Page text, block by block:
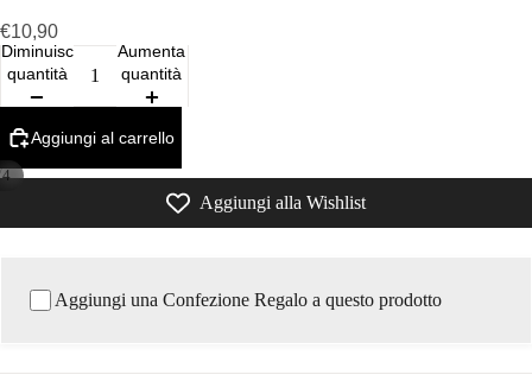
4
€10,90
Diminuisci
quantità
Aumenta
quantità
Aggiungi al carrello
Aggiungi alla Wishlist
Aggiungi una Confezione Regalo a questo prodotto